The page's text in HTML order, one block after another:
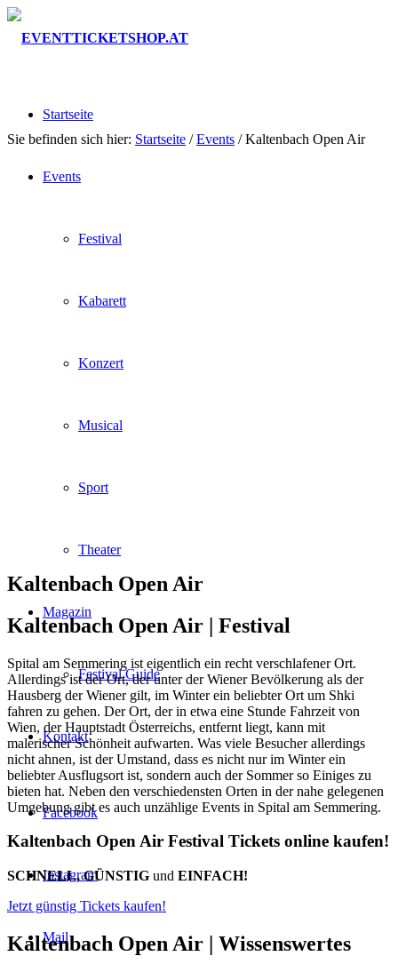
Startseite
Events
Festival
Kabarett
Konzert
Musical
Sport
Theater
Magazin
Festival Guide
Kontakt
Facebook
Instagram
Mail
Sie befinden sich hier: Startseite / Events / Kaltenbach Open Air
Kaltenbach Open Air
Kaltenbach Open Air | Festival
Spital am Semmering ist eigentlich ein recht verschlafener Ort.
Allerdings ist der Ort, der unter der Wiener Bevölkerung als der
Hausberg der Wiener gilt, im Winter ein beliebter Ort um Shki
fahren zu gehen. Der Ort, der in etwa eine Stunde Fahrzeit von
Wien, der Hauptstadt Österreichs, entfernt liegt, kann mit
malerischer Schönheit aufwarten. Was viele Besucher allerdings
nicht ahnen, ist der Umstand, dass es nicht nur im Winter ein
beliebter Ausflugsort ist, sondern auch der Sommer so Einiges zu
bieten hat. Neben den verschiedensten Orten in der nahe gelegenen
Umgebung gibt es auch unzählige Events in Spital am Semmering.
Kaltenbach Open Air Festival Tickets online kaufen!
SCHNELL, GÜNSTIG und EINFACH!
Jetzt günstig Tickets kaufen!
Kaltenbach Open Air | Wissenswertes